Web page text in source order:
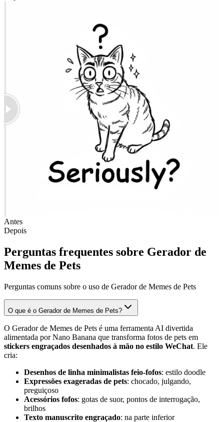
Antes
Depois
Perguntas frequentes sobre Gerador de
Memes de Pets
Perguntas comuns sobre o uso de Gerador de Memes de Pets
O que é o Gerador de Memes de Pets?
O Gerador de Memes de Pets é uma ferramenta AI divertida
alimentada por Nano Banana que transforma fotos de pets em
stickers engraçados desenhados à mão no estilo WeChat. Ele
cria:
Desenhos de linha minimalistas feio-fofos: estilo doodle
Expressões exageradas de pets: chocado, julgando,
preguiçoso
Acessórios fofos: gotas de suor, pontos de interrogação,
brilhos
Texto manuscrito engraçado: na parte inferior